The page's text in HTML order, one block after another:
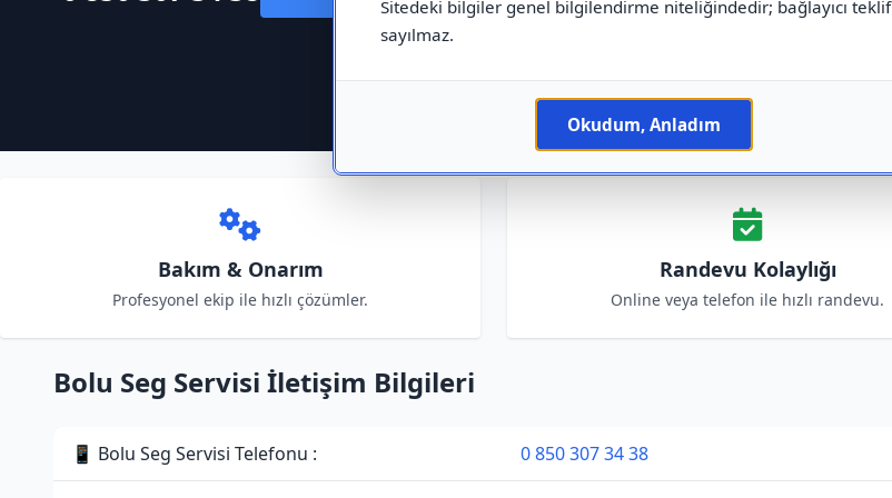
Sitedeki bilgiler genel bilgilendirme niteliğindedir; bağlayıcı teklif
sayılmaz.
Okudum, Anladım
Bakım & Onarım
Profesyonel ekip ile hızlı çözümler.
Randevu Kolaylığı
Online veya telefon ile hızlı randevu.
Bolu Seg Servisi İletişim Bilgileri
📱 Bolu Seg Servisi Telefonu : 0 850 307 34 38